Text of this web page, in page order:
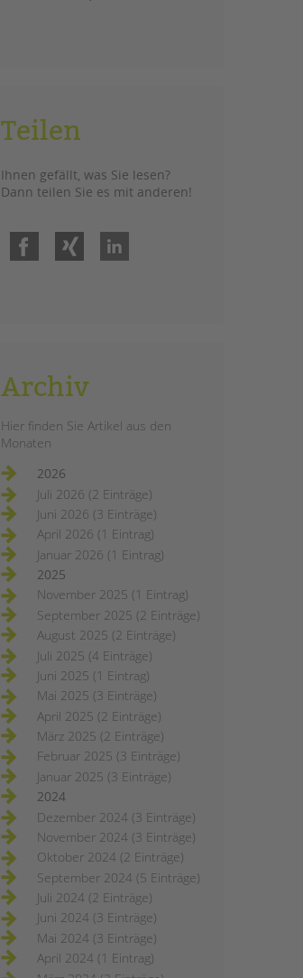
Teilen
Ihnen gefällt, was Sie lesen?
Dann teilen Sie es mit anderen!
Facebook
Archiv
Hier finden Sie Artikel aus den
Monaten
2026
Juli 2026 (2 Einträge)
Juni 2026 (3 Einträge)
April 2026 (1 Eintrag)
Januar 2026 (1 Eintrag)
2025
November 2025 (1 Eintrag)
September 2025 (2 Einträge)
August 2025 (2 Einträge)
Juli 2025 (4 Einträge)
Juni 2025 (1 Eintrag)
Mai 2025 (3 Einträge)
April 2025 (2 Einträge)
März 2025 (2 Einträge)
Februar 2025 (3 Einträge)
Januar 2025 (3 Einträge)
2024
Dezember 2024 (3 Einträge)
November 2024 (3 Einträge)
Oktober 2024 (2 Einträge)
September 2024 (5 Einträge)
Juli 2024 (2 Einträge)
Juni 2024 (3 Einträge)
Mai 2024 (3 Einträge)
April 2024 (1 Eintrag)